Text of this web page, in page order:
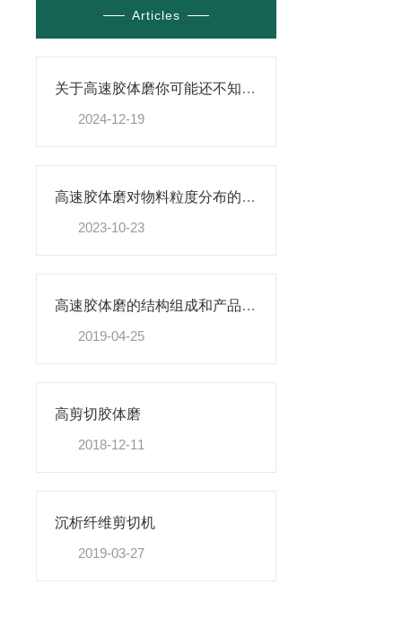
Articles
关于高速胶体磨你可能还不知道！
2024-12-19
高速胶体磨对物料粒度分布的影响研究
2023-10-23
高速胶体磨的结构组成和产品优势
2019-04-25
高剪切胶体磨
2018-12-11
沉析纤维剪切机
2019-03-27